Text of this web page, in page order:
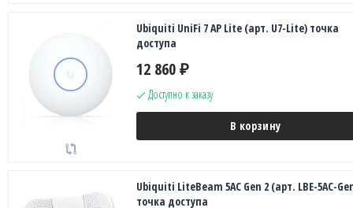
Ubiquiti UniFi 7 AP Lite (арт. U7-Lite) точка
доступа
12 860 ₽
Доступно к заказу
В корзину
Ubiquiti LiteBeam 5AC Gen 2 (арт. LBE-5AC-
точка доступа